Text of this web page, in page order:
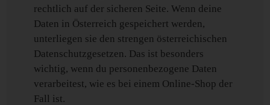
rechtlich auf der sicheren Seite. Wenn deine
Daten in Österreich gespeichert werden,
unterliegen sie den strengen österreichischen
Datenschutzgesetzen. Das ist besonders
wichtig, wenn du personenbezogene Daten
verarbeitest, wie es bei einem Online-Shop der
Fall ist.